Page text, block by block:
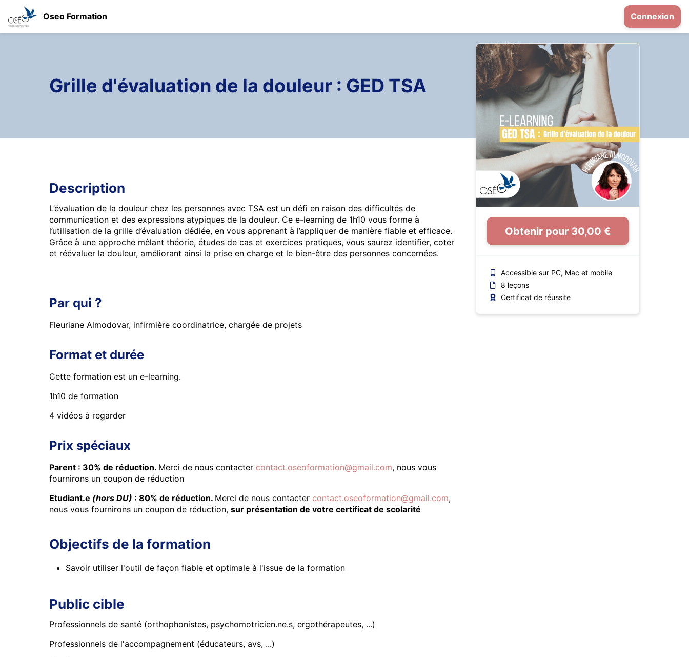
Oseo Formation Connexion
Grille d'évaluation de la douleur : GED TSA
Obtenir pour 30,00 €
Accessible sur PC, Mac et mobile
8 leçons
Certificat de réussite
Description
L’évaluation de la douleur chez les personnes avec TSA est un défi en raison des difficultés de
communication et des expressions atypiques de la douleur. Ce e-learning de 1h10 vous forme à
l’utilisation de la grille d’évaluation dédiée, en vous apprenant à l’appliquer de manière fiable et efficace.
Grâce à une approche mêlant théorie, études de cas et exercices pratiques, vous saurez identifier, coter
et réévaluer la douleur, améliorant ainsi la prise en charge et le bien-être des personnes concernées.
Par qui ?
Fleuriane Almodovar, infirmière coordinatrice, chargée de projets
Format et durée
Cette formation est un e-learning.
1h10 de formation
4 vidéos à regarder
Prix spéciaux
Parent : 30% de réduction. Merci de nous contacter contact.oseoformation@gmail.com, nous vous
fournirons un coupon de réduction
Etudiant.e (hors DU) : 80% de réduction. Merci de nous contacter contact.oseoformation@gmail.com,
nous vous fournirons un coupon de réduction, sur présentation de votre certificat de scolarité
Objectifs de la formation
Savoir utiliser l'outil de façon fiable et optimale à l'issue de la formation
Public cible
Professionnels de santé (orthophonistes, psychomotricien.ne.s, ergothérapeutes, ...)
Professionnels de l'accompagnement (éducateurs, avs, ...)